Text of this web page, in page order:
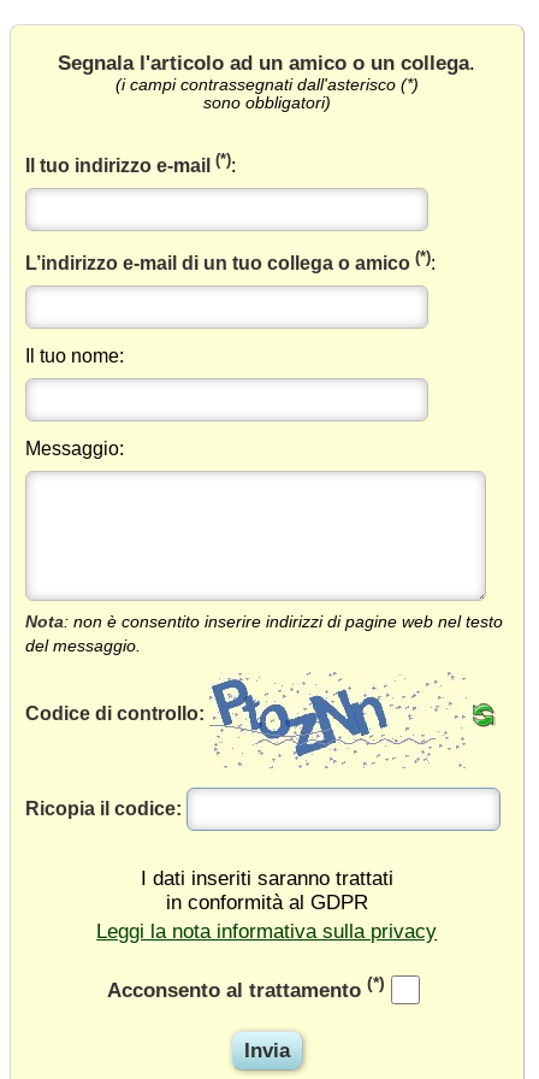
Segnala l'articolo ad un amico o un collega.
(i campi contrassegnati dall'asterisco (*)
sono obbligatori)
Il tuo indirizzo e-mail(*):
L’indirizzo e-mail di un tuo collega o amico(*):
Il tuo nome:
Messaggio:
Nota: non è consentito inserire indirizzi di pagine web nel testo
del messaggio.
Codice di controllo:
Ricopia il codice:
I dati inseriti saranno trattati
in conformità al GDPR
Leggi la nota informativa sulla privacy
Acconsento al trattamento (*)